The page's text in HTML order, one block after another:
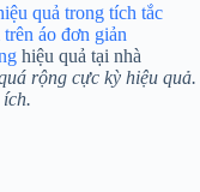
quả trong tích tắc
áo đơn giản
hiệu quả tại nhà
rộng cực kỳ hiệu quả.